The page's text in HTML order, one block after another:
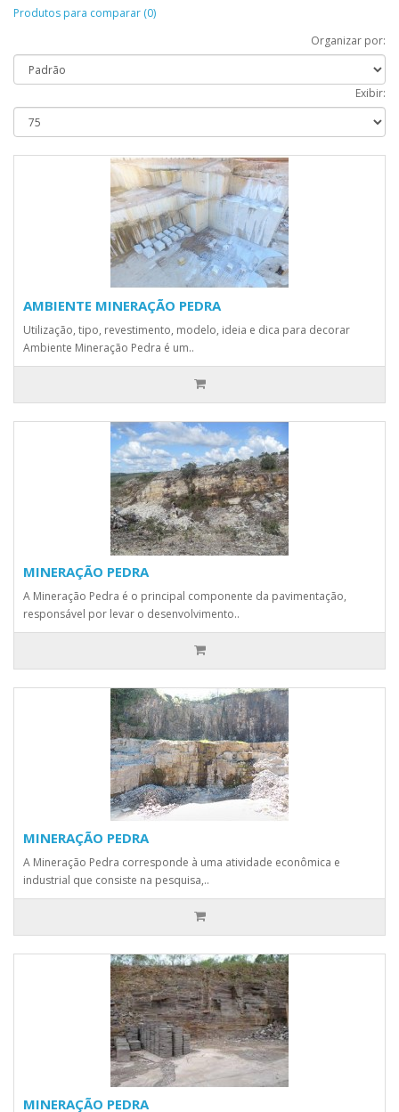
Produtos para comparar (0)
Organizar por:
Exibir:
AMBIENTE MINERAÇÃO PEDRA
Utilização, tipo, revestimento, modelo, ideia e dica para decorar
Ambiente Mineração Pedra é um..
MINERAÇÃO PEDRA
A Mineração Pedra é o principal componente da pavimentação,
responsável por levar o desenvolvimento..
MINERAÇÃO PEDRA
A Mineração Pedra corresponde à uma atividade econômica e
industrial que consiste na pesquisa,..
MINERAÇÃO PEDRA